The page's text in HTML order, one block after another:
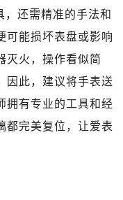
，还需精准的手法和
可能损坏表盘或影响
灭火，操作看似简
因此，建议将手表送
拥有专业的工具和经
都完美复位，让爱表